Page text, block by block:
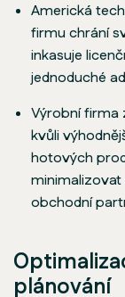
Americká
firmu chrání
inkasuje
jednoduché
Výrobní firma
kvůli
hotových
minimalizovat
obchodní
plánování